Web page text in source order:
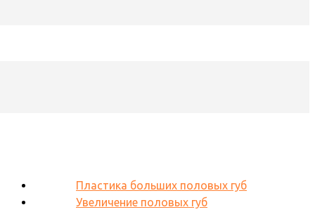
Пластика больших половых губ
Увеличение половых губ